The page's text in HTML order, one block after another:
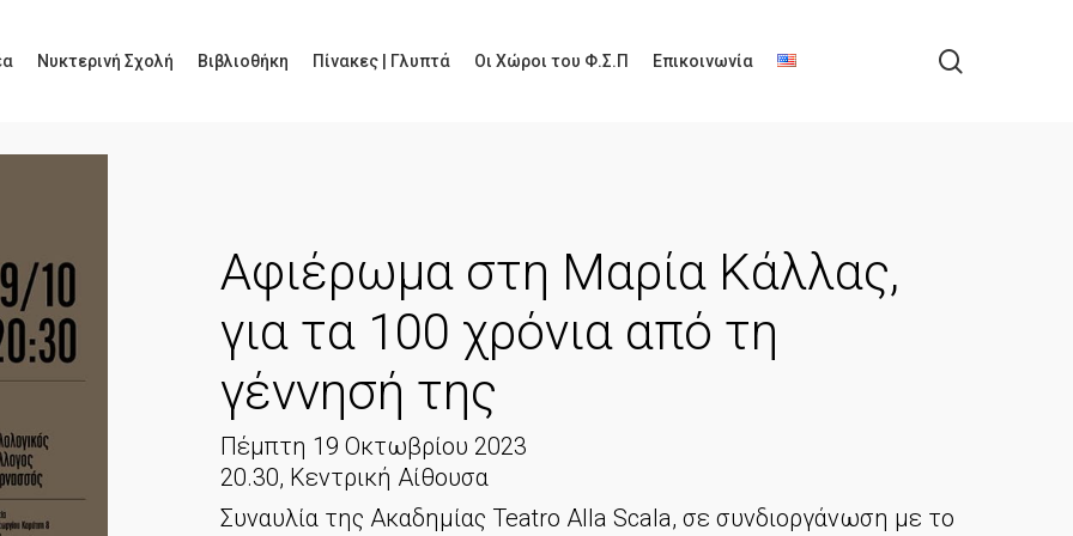
Νυκτερινή Σχολή Βιβλιοθήκη Πίνακες | Γλυπτά Οι Χώροι του Φ.Σ.Π Επικοινωνία
Αφιέρωμα στη Μαρία Κάλλας,
για τα 100 χρόνια από τη
γέννησή της
Πέμπτη 19 Οκτωβρίου 2023
20.30, Κεντρική Αίθουσα
Συναυλία της Ακαδημίας Teatro Alla Scala, σε συνδιοργάνωση με το